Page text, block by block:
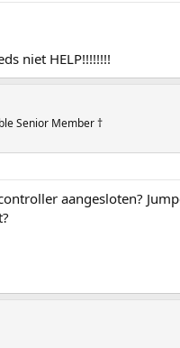
niet HELP!!!!!!!!
Senior Member †
aangesloten?